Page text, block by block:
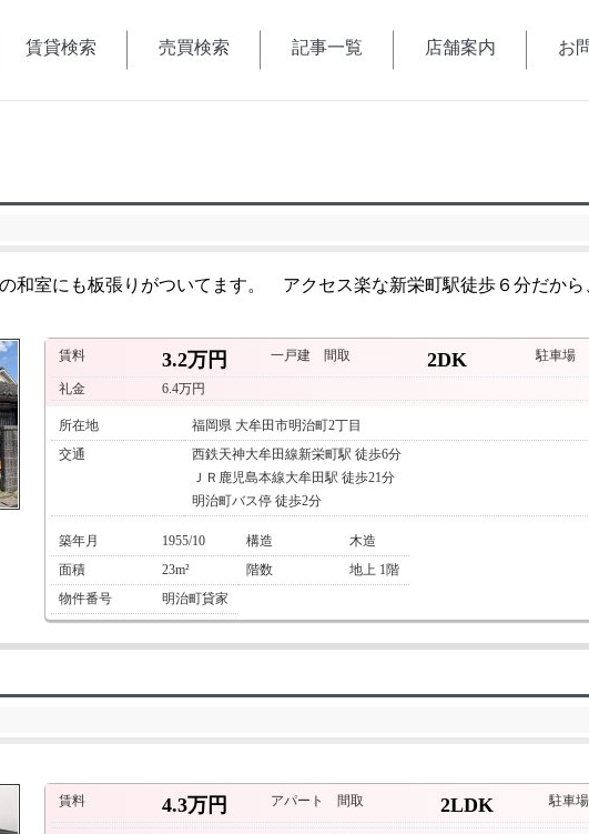
賃貸検索 売買検索 記事一覧 店舗案内 お
和室にも板張りがついてます。 アクセス楽な新栄町駅徒歩６分だか
賃料 3.2万円 一戸建 間取 2DK 駐車場
礼金 6.4万円
所在地
福岡県 大牟田市明治町2丁目
交通
西鉄天神大牟田線新栄町駅 徒歩6分
ＪＲ鹿児島本線大牟田駅 徒歩21分
明治町バス停 徒歩2分
築年月 1955/10 構造
木造
面積
23m² 階数
地上 1階
物件番号
明治町貸家
賃料 4.3万円 アパート 間取 2LDK 駐車場